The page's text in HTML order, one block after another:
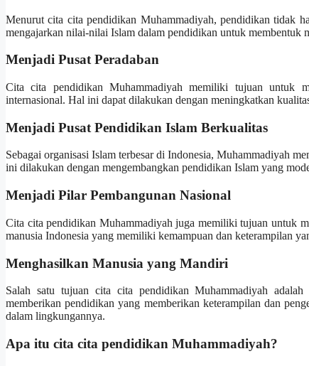
Menurut cita cita pendidikan Muhammadiyah, pendidikan tidak
mengajarkan nilai-nilai Islam dalam pendidikan untuk membentuk
Menjadi Pusat Peradaban
Cita cita pendidikan Muhammadiyah memiliki tujuan untuk
internasional. Hal ini dapat dilakukan dengan meningkatkan
Menjadi Pusat Pendidikan Islam Berkualitas
Sebagai organisasi Islam terbesar di Indonesia, Muhammadiyah
ini dilakukan dengan mengembangkan pendidikan Islam yang
Menjadi Pilar Pembangunan Nasional
Cita cita pendidikan Muhammadiyah juga memiliki tujuan untuk
manusia Indonesia yang memiliki kemampuan dan keterampilan
Menghasilkan Manusia yang Mandiri
Salah satu tujuan cita cita pendidikan Muhammadiyah
memberikan pendidikan yang memberikan keterampilan dan
dalam lingkungannya.
Apa itu cita cita pendidikan Muhammadiyah?